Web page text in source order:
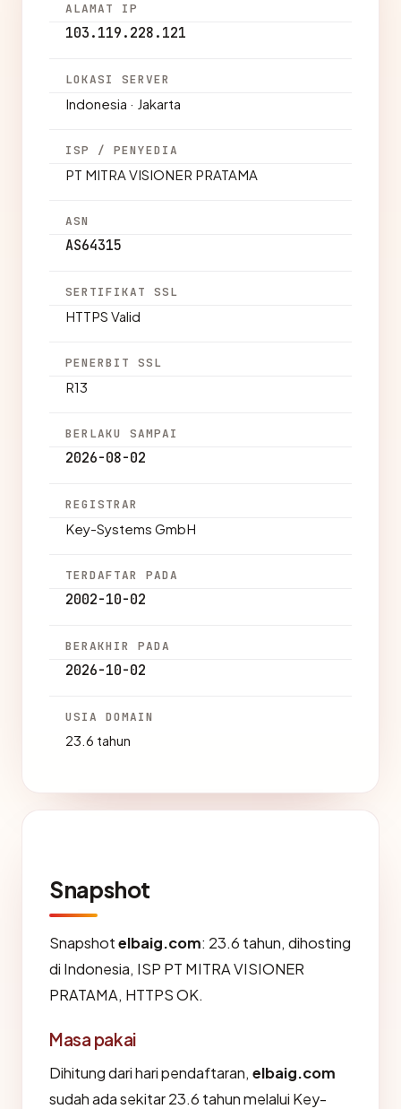
ALAMAT IP
103.119.228.121
LOKASI SERVER
Indonesia · Jakarta
ISP / PENYEDIA
PT MITRA VISIONER PRATAMA
ASN
AS64315
SERTIFIKAT SSL
HTTPS Valid
PENERBIT SSL
R13
BERLAKU SAMPAI
2026-08-02
REGISTRAR
Key-Systems GmbH
TERDAFTAR PADA
2002-10-02
BERAKHIR PADA
2026-10-02
USIA DOMAIN
23.6 tahun
Snapshot
Snapshotelbaig.com: 23.6 tahun, dihosting
di Indonesia, ISP PT MITRA VISIONER
PRATAMA, HTTPS OK.
Masa pakai
Dihitung dari hari pendaftaran, elbaig.com
sudah ada sekitar 23.6 tahun melalui Key-